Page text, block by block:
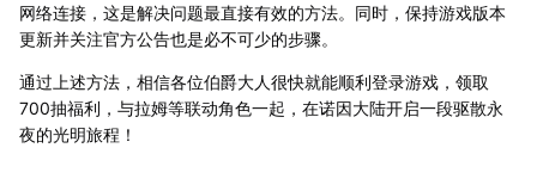
网络连接，这是解决问题最直接有效的方法。同时，保持游戏版本
更新并关注官方公告也是必不可少的步骤。
通过上述方法，相信各位伯爵大人很快就能顺利登录游戏，领取
700抽福利，与拉姆等联动角色一起，在诺因大陆开启一段驱散永
夜的光明旅程！